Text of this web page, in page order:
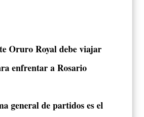
Oruro Royal debe viajar
enfrentar a Rosario
general de partidos es el